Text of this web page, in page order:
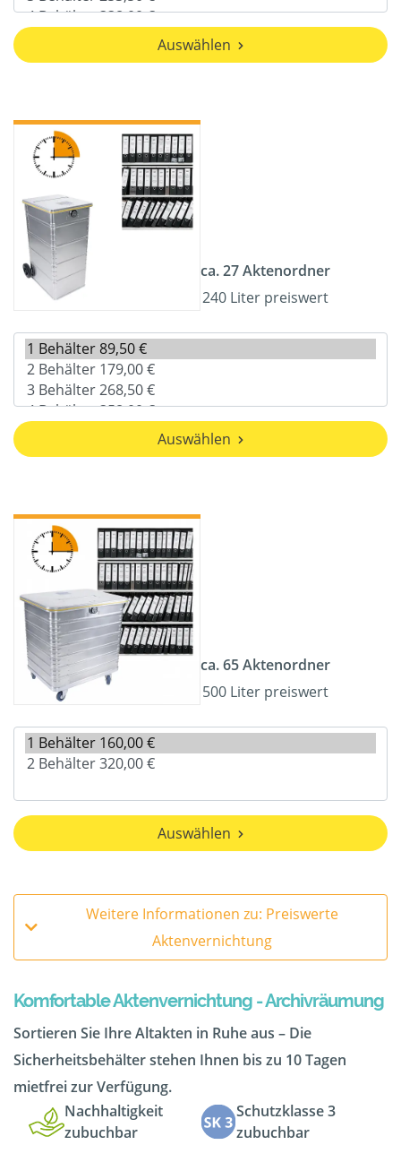
Auswählen
ca. 27 Aktenordner
240 Liter preiswert
Auswählen
ca. 65 Aktenordner
500 Liter preiswert
Auswählen
Weitere Informationen zu: Preiswerte
Aktenvernichtung
Komfortable Aktenvernichtung - Archivräumung
Sortieren Sie Ihre Altakten in Ruhe aus – Die
Sicherheitsbehälter stehen Ihnen bis zu 10 Tagen
mietfrei zur Verfügung.
Nachhaltigkeit
zubuchbar
Schutzklasse 3
zubuchbar